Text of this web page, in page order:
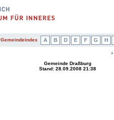
Gemeindeindex A B D E F G H
Gemeinde Draßburg
Stand: 28.09.2008 21:38